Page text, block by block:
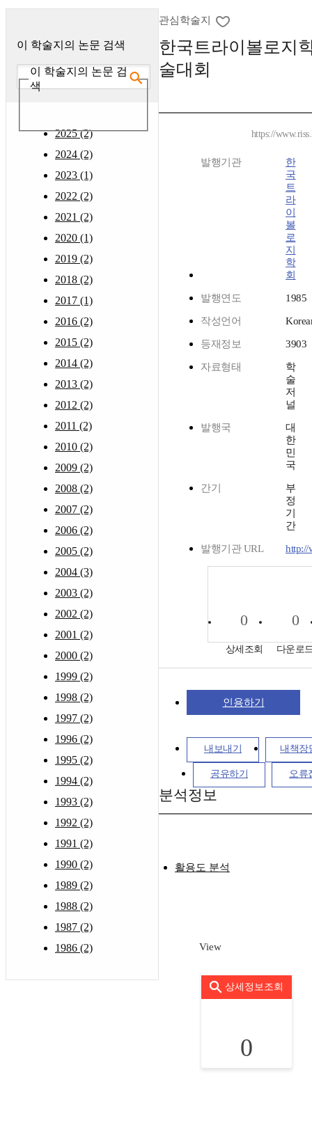
이 학술지의 논문 검색
이 학술지의 논문 검
색
2025 (2)
2024 (2)
2023 (1)
2022 (2)
2021 (2)
2020 (1)
2019 (2)
2018 (2)
2017 (1)
2016 (2)
2015 (2)
2014 (2)
2013 (2)
2012 (2)
2011 (2)
2010 (2)
2009 (2)
2008 (2)
2007 (2)
2006 (2)
2005 (2)
2004 (3)
2003 (2)
2002 (2)
2001 (2)
2000 (2)
1999 (2)
1998 (2)
1997 (2)
1996 (2)
1995 (2)
1994 (2)
1993 (2)
1992 (2)
1991 (2)
1990 (2)
1989 (2)
1988 (2)
1987 (2)
1986 (2)
관심학술지
한국트라이볼로지
술대회
https://
발행기관
한
국
트
라
이
볼
로
지
학
회
발행연도 1985
작성언어
등재정보 3903
자료형태
학
술
저
널
발행국
대
한
민
국
간기
부
정
기
간
발행기관 URL http://
0
상세조회
0
다운로
인용하기
내보내기 내책장
공유하기 오류
분석정보
활용도 분석
View
상세정보조회
0